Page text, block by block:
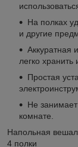
На полках
и другие
Аккуратная
легко
Простая
Не
комнате.
Напольная
4 полки